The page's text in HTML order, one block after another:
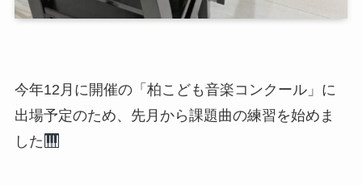
今年12月に開催の「柏こども音楽コンクール」に
出場予定のため、先月から課題曲の練習を始めま
した